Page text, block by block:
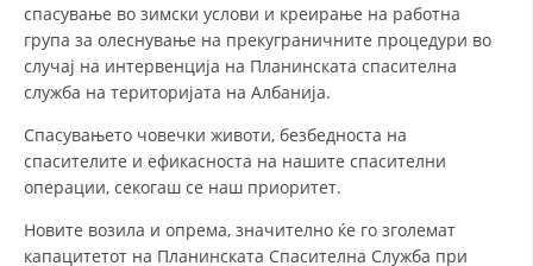
спасување во зимски услови и креирање на работна
група за олеснување на прекуграничните процедури во
случај на интервенција на Планинската спасителна
служба на територијата на Албанија.
Спасувањето човечки животи, безбедноста на
спасителите и ефикасноста на нашите спасителни
операции, секогаш се наш приоритет.
Новите возила и опрема, значително ќе го зголемат
капацитетот на Планинската Спасителна Служба при